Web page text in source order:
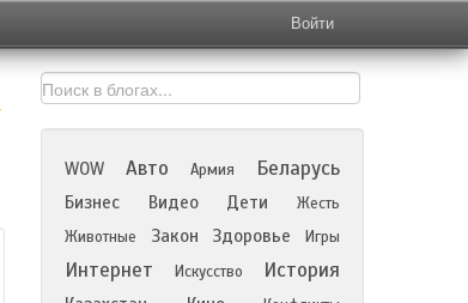
Войти
WOW Авто Армия Беларусь
Бизнес Видео Дети
Жесть
Животные
Закон Здоровье Игры
Интернет Искусство История